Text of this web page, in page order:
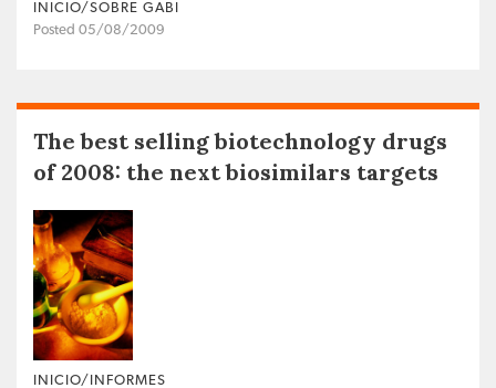
INICIO/SOBRE GABI
Posted 05/08/2009
The best selling biotechnology drugs
of 2008: the next biosimilars targets
INICIO/INFORMES